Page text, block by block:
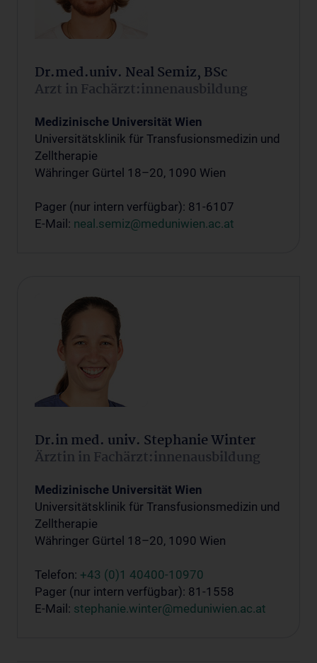
Dr.med.univ. Neal Semiz, BSc
Arzt in Fachärzt:innenausbildung
Medizinische Universität Wien
Universitätsklinik für Transfusionsmedizin und
Zelltherapie
Währinger Gürtel 18–20, 1090 Wien
Pager (nur intern verfügbar): 81-6107
E-Mail: neal.semiz@meduniwien.ac.at
Dr.in med. univ. Stephanie Winter
Ärztin in Fachärzt:innenausbildung
Medizinische Universität Wien
Universitätsklinik für Transfusionsmedizin und
Zelltherapie
Währinger Gürtel 18–20, 1090 Wien
Telefon: +43 (0)1 40400-10970
Pager (nur intern verfügbar): 81-1558
E-Mail: stephanie.winter@meduniwien.ac.at